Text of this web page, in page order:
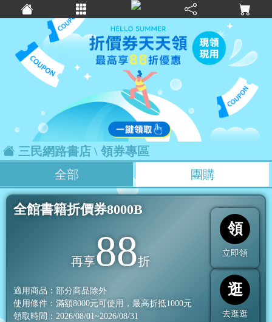
三民網路書店 \ 領券專區
全部
團購
全館書籍折價券8000B
再享88折
適用商品：部分商品除外
使用條件：滿額8000元可使用，最高折抵1000元
領取時間：2026/08/01~2026/08/31
領
立即領
逛
去逛逛